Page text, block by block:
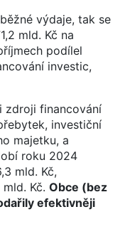
výdaje, tak se
mld. Kč na
podílel
investic,
zdroji financování
investiční
majetku, a
roku 2024
mld. Kč,
Kč. Obce (bez
efektivněji